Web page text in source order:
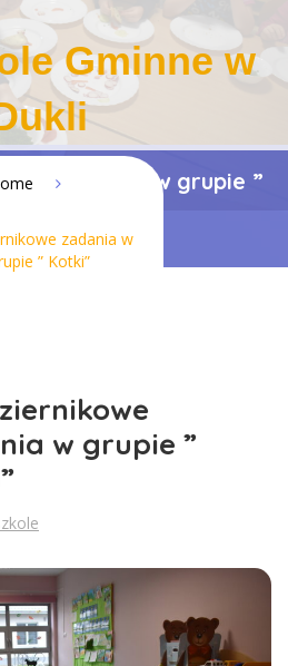
Gminne w
REKRUTACJA
DLA RODZICÓW
zadania w grupie ”
zadania w
” Kotki”
w grupie ”